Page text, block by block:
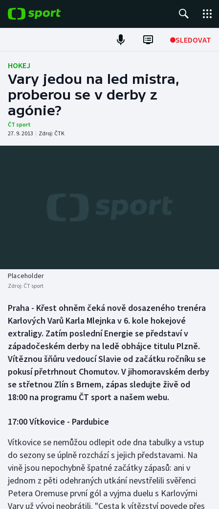
SLEDOVAT
Fotbal
Hokej
Tenis
Atletika
Biatlon
Box
Curling
Dostihy
Futsal
Golf
Gymnastika
Házená
Aplikace ČT sport
HOKEJ
Vary jedou na led mistra,
proberou se v derby z
agónie?
ČT sport
27. 9. 2013 | Zdroj: ČTK
Placeholder
Zdroj: ČT sport
Praha - Křest ohněm čeká nově dosazeného trenéra
Karlových Varů Karla Mlejnka v 6. kole hokejové
extraligy. Zatím poslední Energie se představí v
západočeském derby na ledě obhájce titulu Plzně.
Vítěznou šňůru vedoucí Slavie od začátku ročníku se
pokusí přetrhnout Chomutov. V jihomoravském derby
se střetnou Zlín s Brnem, zápas sledujte živě od
18:00 na programu ČT sport a našem webu.
17:00 Vítkovice - Pardubice
Vítkovice se nemůžou odlepit ode dna tabulky a vstup
do sezony se úplně rozchází s jejich představami. Na
vině jsou nepochybně špatné začátky zápasů: ani v
jednom z pěti odehraných utkání nevstřelili svěřenci
Petera Oremuse první gól a vyjma duelu s Karlovými
Vary už vývoj neobrátili. "Cesta k vítězství povede přes